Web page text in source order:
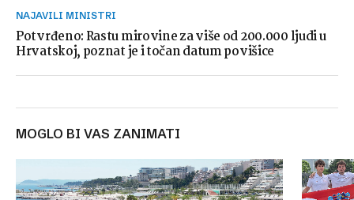
NAJAVILI MINISTRI
Potvrđeno: Rastu mirovine za više od 200.000 ljudi u
Hrvatskoj, poznat je i točan datum povišice
MOGLO BI VAS ZANIMATI